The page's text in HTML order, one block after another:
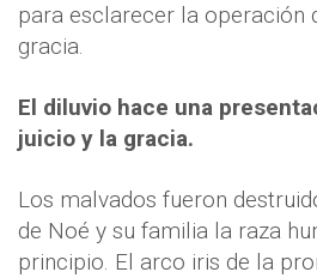
para esclarecer la operación
gracia.
El diluvio hace una
juicio y la gracia.
Los malvados fueron
de Noé y su familia la raza
principio. El arco iris de la